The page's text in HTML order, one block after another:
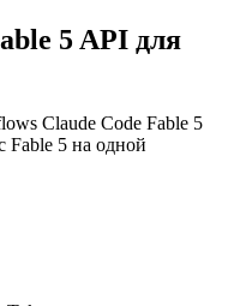
5 API для
Claude Code Fable 5
5 на одной